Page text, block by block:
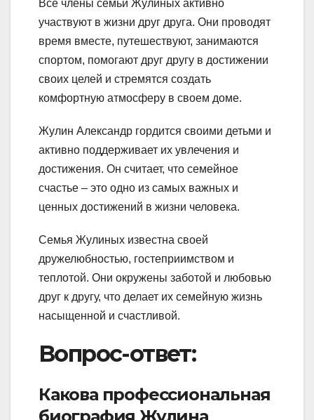
Все члены семьи Жулиных активно
участвуют в жизни друг друга. Они проводят
время вместе, путешествуют, занимаются
спортом, помогают друг другу в достижении
своих целей и стремятся создать
комфортную атмосферу в своем доме.
Жулин Александр гордится своими детьми и
активно поддерживает их увлечения и
достижения. Он считает, что семейное
счастье – это одно из самых важных и
ценных достижений в жизни человека.
Семья Жулиных известна своей
дружелюбностью, гостеприимством и
теплотой. Они окружены заботой и любовью
друг к другу, что делает их семейную жизнь
насыщенной и счастливой.
Вопрос-ответ:
Какова профессиональная